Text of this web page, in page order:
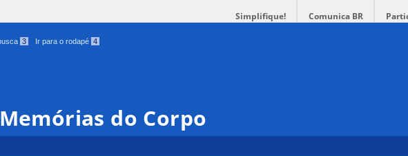
Simplifique! Comunica BR
3 Ir para o rodapé 4
do Corpo